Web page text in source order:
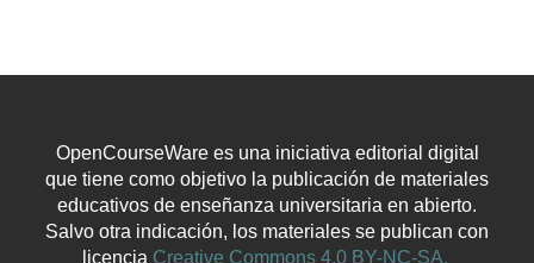
OpenCourseWare es una iniciativa editorial digital
que tiene como objetivo la publicación de materiales
educativos de enseñanza universitaria en abierto.
Salvo otra indicación, los materiales se publican con
licencia Creative Commons 4.0 BY-NC-SA.